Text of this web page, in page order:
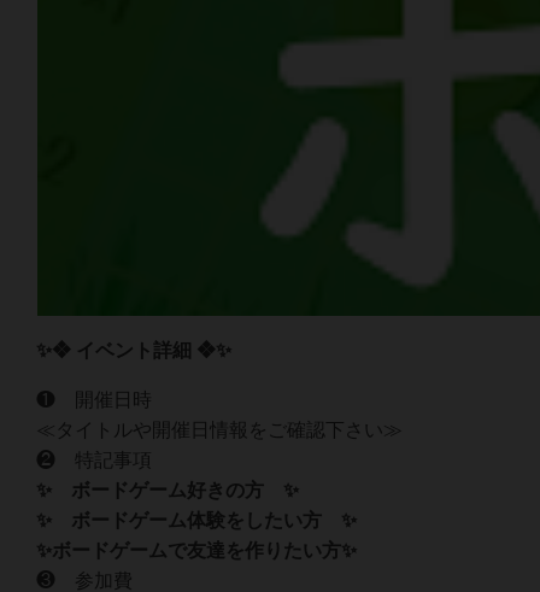
✨❖ イベント詳細 ❖✨
❶ 開催日時
≪タイトルや開催日情報をご確認下さい≫
❷ 特記事項‍‍
✨ ボードゲーム好きの方 ✨
✨ ボードゲーム体験をしたい方 ✨
✨ボードゲームで友達を作りたい方✨
❸ 参加費